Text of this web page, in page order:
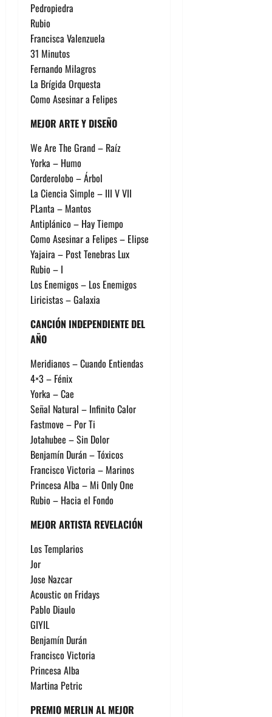
Pedropiedra
Rubio
Francisca Valenzuela
31 Minutos
Fernando Milagros
La Brígida Orquesta
Como Asesinar a Felipes
MEJOR ARTE Y DISEÑO
We Are The Grand – Raíz
Yorka – Humo
Corderolobo – Árbol
La Ciencia Simple – III V VII
PLanta – Mantos
Antiplánico – Hay Tiempo
Como Asesinar a Felipes – Elipse
Yajaira – Post Tenebras Lux
Rubio – I
Los Enemigos – Los Enemigos
Liricistas – Galaxia
CANCIÓN INDEPENDIENTE DEL
AÑO
Meridianos – Cuando Entiendas
4×3 – Fénix
Yorka – Cae
Señal Natural – Infinito Calor
Fastmove – Por Ti
Jotahubee – Sin Dolor
Benjamín Durán – Tóxicos
Francisco Victoria – Marinos
Princesa Alba – Mi Only One
Rubio – Hacia el Fondo
MEJOR ARTISTA REVELACIÓN
Los Templarios
Jor
Jose Nazcar
Acoustic on Fridays
Pablo Diaulo
GIYIL
Benjamín Durán
Francisco Victoria
Princesa Alba
Martina Petric
PREMIO MERLIN AL MEJOR